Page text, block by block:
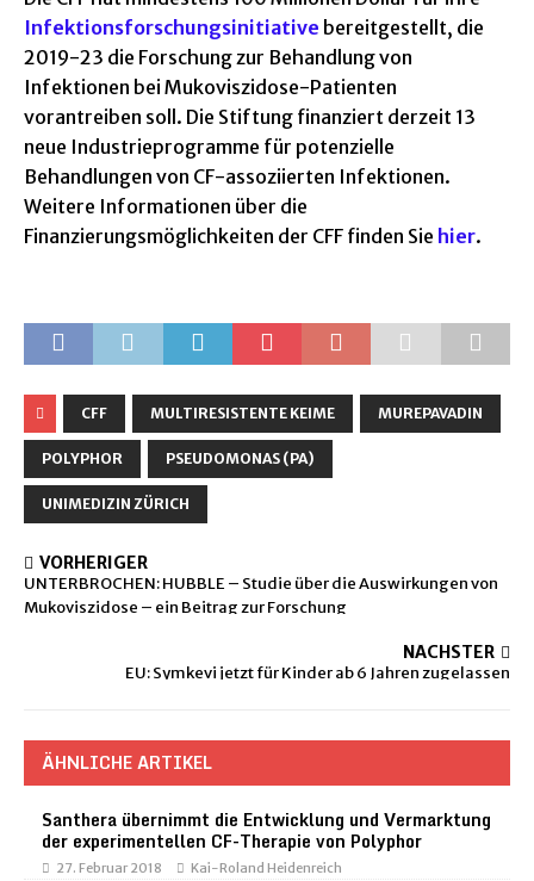
Infektionsforschungsinitiative bereitgestellt, die
2019-23 die Forschung zur Behandlung von
Infektionen bei Mukoviszidose-Patienten
vorantreiben soll. Die Stiftung finanziert derzeit 13
neue Industrieprogramme für potenzielle
Behandlungen von CF-assoziierten Infektionen.
Weitere Informationen über die
Finanzierungsmöglichkeiten der CFF finden Sie hier.
CFF MULTIRESISTENTE KEIME MUREPAVADIN
POLYPHOR PSEUDOMONAS (PA)
UNIMEDIZIN ZÜRICH
VORHERIGER
UNTERBROCHEN: HUBBLE – Studie über die Auswirkungen von
Mukoviszidose – ein Beitrag zur Forschung
NÄCHSTER
EU: Symkevi jetzt für Kinder ab 6 Jahren zugelassen
ÄHNLICHE ARTIKEL
Santhera übernimmt die Entwicklung und Vermarktung
der experimentellen CF-Therapie von Polyphor
27. Februar 2018 Kai-Roland Heidenreich